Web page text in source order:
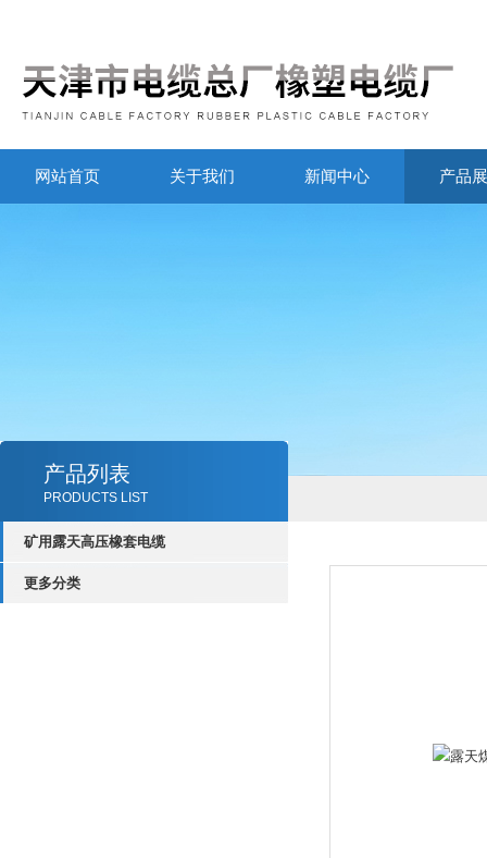
网站首页 关于我们 新闻中心 产品
产品列表
PRODUCTS LIST
矿用露天高压橡套电缆
更多分类